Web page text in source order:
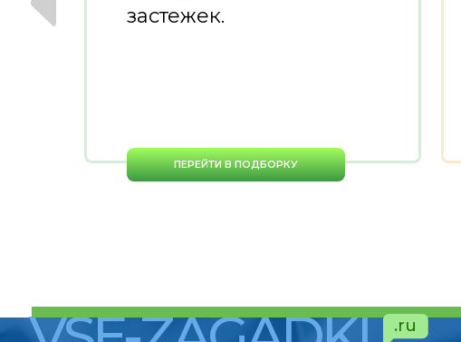
застежек.
ПЕРЕЙТИ В ПОДБОРКУ
.ru